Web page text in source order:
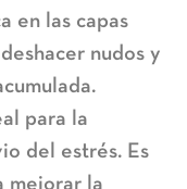
en las capas
deshacer nudos y
para la
del estrés. Es
mejorar la